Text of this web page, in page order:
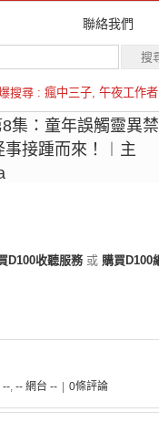
聯絡我們
搜尋 : 瘋中三子, 午夜工作
集：童年誤觸靈異禁
接踵而來！︱主
D100收聽服務 或 購買D100
--, -- 網台 -- 0條評論